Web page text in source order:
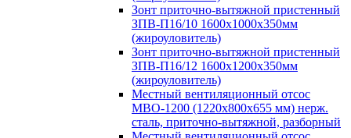
Зонт приточно-вытяжной пристенный
ЗПВ-П16/10 1600х1000х350мм
(жироуловитель)
Зонт приточно-вытяжной пристенный
ЗПВ-П16/12 1600х1200х350мм
(жироуловитель)
Местный вентиляционный отсос
МВО-1200 (1220х800х655 мм) нерж.
сталь, приточно-вытяжной, разборный